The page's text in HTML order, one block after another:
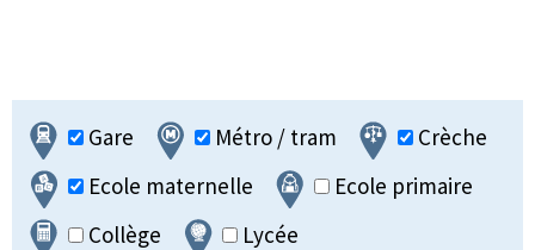
Gare Métro / tram
Crèche
Ecole maternelle
Ecole primaire
Collège
Lycée